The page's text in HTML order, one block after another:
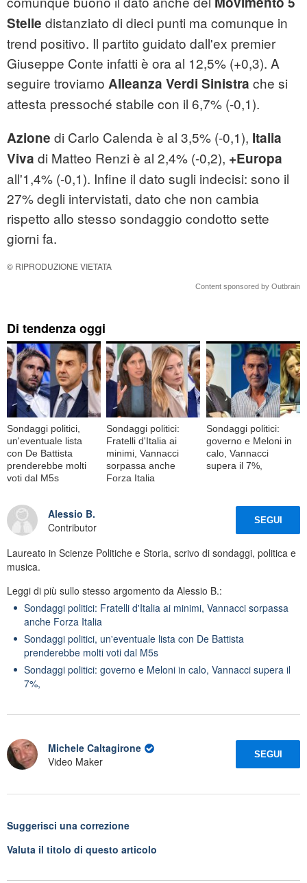
Stelle distanziato di dieci punti ma comunque in
trend positivo. Il partito guidato dall'ex premier
Giuseppe Conte infatti è ora al 12,5% (+0,3). A
seguire troviamo Alleanza Verdi Sinistra che si
attesta pressoché stabile con il 6,7% (-0,1).
Azione di Carlo Calenda è al 3,5% (-0,1), Italia
Viva di Matteo Renzi è al 2,4% (-0,2), +Europa
all'1,4% (-0,1). Infine il dato sugli indecisi: sono il
27% degli intervistati, dato che non cambia
rispetto allo stesso sondaggio condotto sette
giorni fa.
© RIPRODUZIONE VIETATA
Content sponsored by Outbrain
Di tendenza oggi
Sondaggi politici,
un'eventuale lista
con De Battista
prenderebbe molti
voti dal M5s
Sondaggi politici:
Fratelli d'Italia ai
minimi, Vannacci
sorpassa anche
Forza Italia
Sondaggi politici:
governo e Meloni in
calo, Vannacci
supera il 7%,
Alessio B.
Contributor
SEGUI
Laureato in Scienze Politiche e Storia, scrivo di sondaggi, politica e
musica.
Leggi di più sullo stesso argomento da Alessio B.:
Sondaggi politici: Fratelli d'Italia ai minimi, Vannacci sorpassa
anche Forza Italia
Sondaggi politici, un'eventuale lista con De Battista
prenderebbe molti voti dal M5s
Sondaggi politici: governo e Meloni in calo, Vannacci supera il
7%,
Michele Caltagirone
Video Maker
SEGUI
Suggerisci una correzione
Valuta il titolo di questo articolo